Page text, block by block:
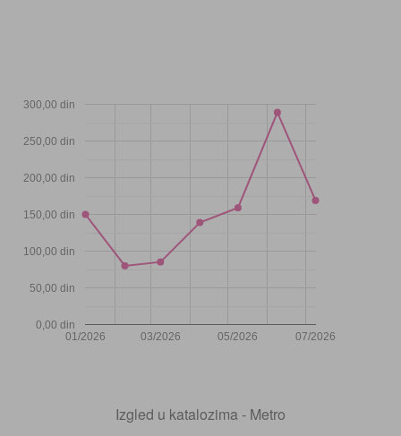
01/2026 03/2026 05/2026 07/2026
0,00 din
50,00 din
100,00 din
150,00 din
200,00 din
250,00 din
300,00 din
Izgled u katalozima - Metro